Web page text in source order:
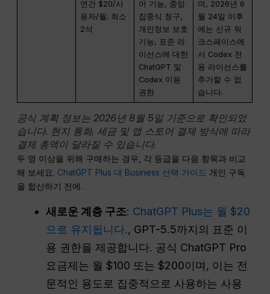
연간 $20/사
용자/월; 최소
2석
어 기능, 중앙
집중식 청구,
개인정보 보호
기능, 표준 라
이선스에 대한
ChatGPT 및
Codex 이용
권한
며, 2026년 6
월 24일 이후
에는 신규 워
크스페이스에
서 Codex 전
용 라이선스를
추가할 수 없
습니다.
공식 계획 정보는 2026년 8월 5일 기준으로 확인되었
습니다. 현지 통화, 세금 및 앱 스토어 결제 방식에 따라
결제 총액이 달라질 수 있습니다.
두 명 이상을 위해 구매하는 경우, 각 등급을 다음 항목과 비교
해 보세요. ChatGPT Plus 대 Business 선택 가이드 개인 구독
을 합산하기 전에.
새로운 계층 구조: ChatGPT Plus는 월 $20
으로 유지됩니다., GPT-5.5까지의 표준 이
용 권한을 제공합니다. 공식 ChatGPT Pro
요금제는 월 $100 또는 $200이며, 이는 전
문적인 용도로 집중적으로 사용하는 사용